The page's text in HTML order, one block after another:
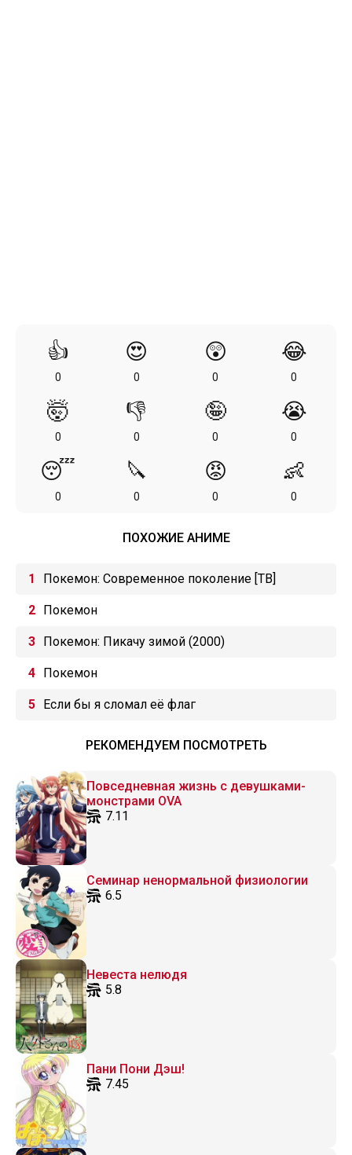
👍
0
😍
0
😲
0
😂
0
🤯
0
👎
0
🤪
0
😭
0
😴
0
🔪
0
😡
0
👶
0
ПОХОЖИЕ АНИМЕ
Покемон: Современное поколение [ТВ]
Покемон
Покемон: Пикачу зимой (2000)
Покемон
Если бы я сломал её флаг
РЕКОМЕНДУЕМ ПОСМОТРЕТЬ
Повседневная жизнь с девушками-
монстрами OVA
7.11
Семинар ненормальной физиологии
6.5
Невеста нелюдя
5.8
Пани Пони Дэш!
7.45